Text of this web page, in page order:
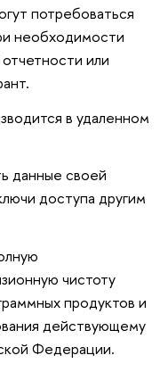
потребоваться
необходимости
или
в удаленном
данные своей
доступа другим
чистоту
продуктов и
действующему
Федерации.